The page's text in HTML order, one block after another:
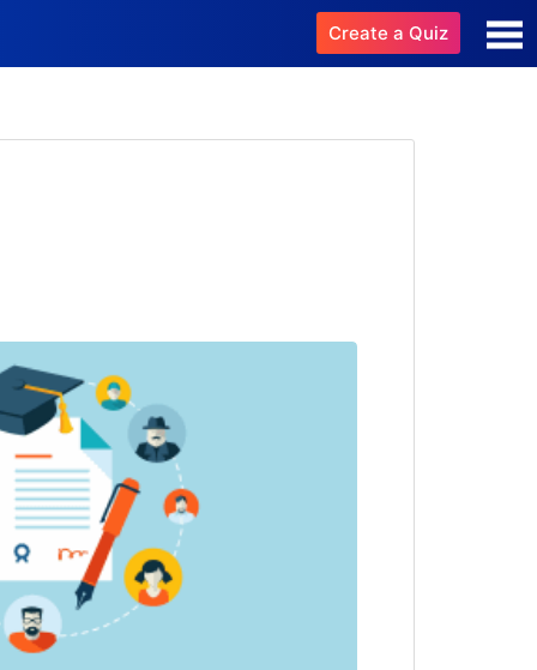
Create a Quiz